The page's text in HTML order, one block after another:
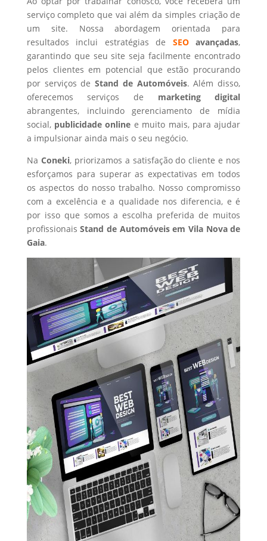
serviço completo que vai além da simples criação de
um site. Nossa abordagem orientada para
resultados inclui estratégias de SEOavançadas,
garantindo que seu site seja facilmente encontrado
pelos clientes em potencial que estão procurando
por serviços deStand de Automóveis. Além disso,
oferecemos serviços de marketing digital
abrangentes, incluindo gerenciamento de mídia
social, publicidade online e muito mais, para ajudar
a impulsionar ainda mais o seu negócio.
Na Coneki, priorizamos a satisfação do cliente e nos
esforçamos para superar as expectativas em todos
os aspectos do nosso trabalho. Nosso compromisso
com a excelência e a qualidade nos diferencia, e é
por isso que somos a escolha preferida de muitos
profissionaisStand de Automóveisem Vila Nova de
Gaia.